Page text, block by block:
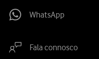
WhatsApp
Fala connosco